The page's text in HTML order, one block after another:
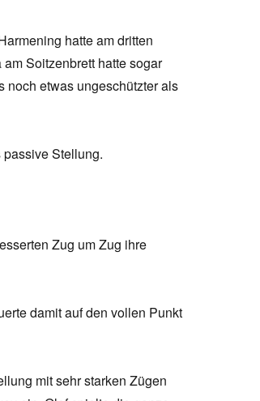
hatte am dritten
Soitzenbrett hatte sogar
noch etwas ungeschützter als
Stellung.
Zug um Zug ihre
damit auf den vollen Punkt
mit sehr starken Zügen